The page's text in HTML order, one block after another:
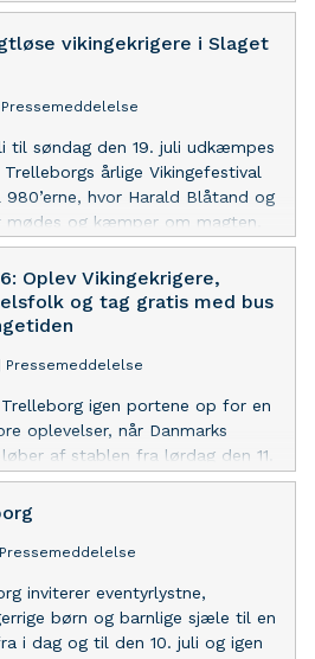
for få år siden, danner
med ballet, opera og
her venter en finale, som ikke
vikingekrigere i Slaget
Pressemeddelelse
til søndag den 19. juli udkæmpes
årlige Vikingefestival
hvor Harald Blåtand og
mødes og kæmper om magten.
stærkeste vikingekrigere
Oplev Vikingekrigere,
og tag gratis med bus
Pressemeddelelse
Trelleborg igen portene op for en
oplevelser, når Danmarks
af stablen fra lørdag den 11.
år bliver det endnu nemmere at
hoppe på buslinje 909 helt
p-plads.
Pressemeddelelse
inviterer eventyrlystne,
børn og barnlige sjæle til en
i dag og til den 10. juli og igen